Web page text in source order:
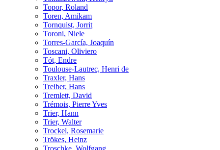
Topor, Roland
Toren, Amikam
Tornquist, Jorrit
Toroni, Niele
Torres-García, Joaquín
Toscani, Oliviero
Tót, Endre
Toulouse-Lautrec, Henri de
Traxler, Hans
Treiber, Hans
Tremlett, David
Trémois, Pierre Yves
Trier, Hann
Trier, Walter
Trockel, Rosemarie
Trökes, Heinz
Troschke, Wolfgang